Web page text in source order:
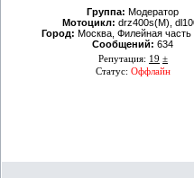
Группа: Модератор
Мотоцикл: drz400s(M),
Город: Москва, Филейная часть
Сообщений: 634
Репутация: 19 ±
Статус: Оффлайн